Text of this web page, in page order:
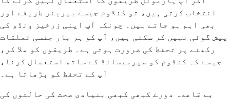
انتخاب کرتی ہیں، تو کنڈوم جیسے بیریئر طریقے اور
بھی اہم ہو جاتے ہیں۔ چونکہ آپ اپنی زرخیز ونڈو کی
پیش گوئی نہیں کر سکتی ہیں، آپ کو ہر بار جنسی تعلقات
رکھنے پر تحفظ کی ضرورت ہوتی ہے۔ طریقوں کو ملا کر،
جیسے کہ کنڈوم کو سپرمیسائڈ کے ساتھ استعمال کرنا،
آپ کے تحفظ کو بڑھاتا ہے۔
بے قاعدہ دورے کبھی کبھی بنیادی صحت کی حالتوں کی